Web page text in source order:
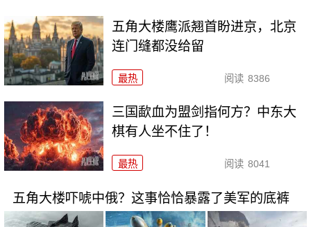
五角大楼鹰派翘首盼进京，北京
连门缝都没给留
最热 阅读 8386
三国歃血为盟剑指何方？中东大
棋有人坐不住了！
最热 阅读 8041
五角大楼吓唬中俄？这事恰恰暴露了美军的底裤